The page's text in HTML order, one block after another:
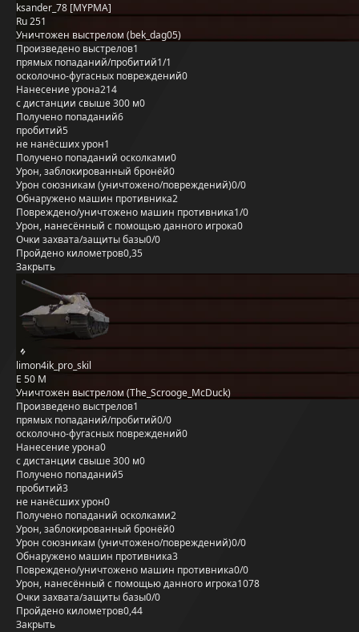
ksander_78 [MYPMA]
Ru 251
Уничтожен выстрелом (bek_dag05)
Произведено выстрелов1
прямых попаданий/пробитий1/1
осколочно-фугасных повреждений0
Нанесение урона214
с дистанции свыше 300 м0
Получено попаданий6
пробитий5
не нанёсших урон1
Получено попаданий осколками0
Урон, заблокированный бронёй0
Урон союзникам (уничтожено/повреждений)0/0
Обнаружено машин противника2
Повреждено/уничтожено машин противника1/0
Урон, нанесённый с помощью данного игрока0
Очки захвата/защиты базы0/0
Пройдено километров0,35
Закрыть
limon4ik_pro_skil
E 50 M
Уничтожен выстрелом (The_Scrooge_McDuck)
Произведено выстрелов1
прямых попаданий/пробитий0/0
осколочно-фугасных повреждений0
Нанесение урона0
с дистанции свыше 300 м0
Получено попаданий5
пробитий3
не нанёсших урон0
Получено попаданий осколками2
Урон, заблокированный бронёй0
Урон союзникам (уничтожено/повреждений)0/0
Обнаружено машин противника3
Повреждено/уничтожено машин противника0/0
Урон, нанесённый с помощью данного игрока1078
Очки захвата/защиты базы0/0
Пройдено километров0,44
Закрыть